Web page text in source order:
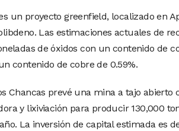
un proyecto greenfield, localizado en
Las estimaciones actuales de
de óxidos con un contenido de
contenido de cobre de 0.59%.
Chancas prevé una mina a tajo
y lixiviación para producir 130,000
La inversión de capital estimada es